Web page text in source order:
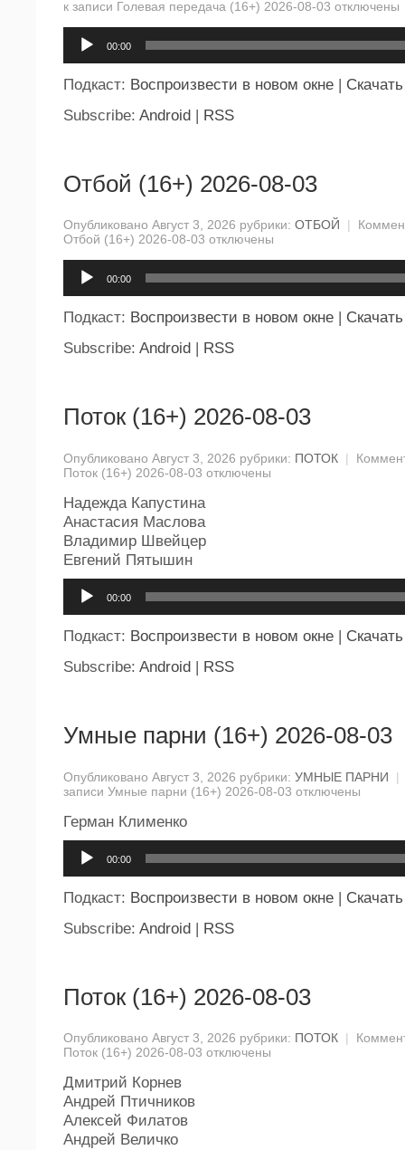
к записи Голевая передача (16+) 2026-08-03 отключены
00:00
Подкаст: Воспроизвести в новом окне | Скачать
Subscribe: Android | RSS
Отбой (16+) 2026-08-03
Опубликовано Август 3, 2026 рубрики: ОТБОЙ |
Отбой (16+) 2026-08-03 отключены
00:00
Подкаст: Воспроизвести в новом окне
Скачать
Subscribe: Android RSS
Поток (16+) 2026-08-03
Опубликовано Август 3, 2026 рубрики: ПОТОК |
Поток (16+) 2026-08-03 отключены
Надежда Капустина
Анастасия Маслова
Владимир Швейцер
Евгений Пятышин
00:00
Подкаст: Воспроизвести в новом окне | Скачать
Subscribe: Android | RSS
Умные парни (16+) 2026-08-03
Опубликовано Август 3, 2026 рубрики: УМНЫЕ ПАРНИ
|
записи Умные парни (16+) 2026-08-03 отключены
Герман Клименко
00:00
Подкаст: Воспроизвести в новом окне | Скачать
Subscribe: Android | RSS
Поток (16+) 2026-08-03
Опубликовано Август 3, 2026 рубрики: ПОТОК |
Поток (16+) 2026-08-03 отключены
Дмитрий Корнев
Андрей Птичников
Алексей Филатов
Андрей Величко